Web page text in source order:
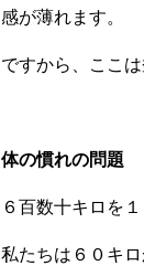
感が薄れます。
ですから、ここ
体の慣れの問題
６百数十キロを
私たちは６０キ